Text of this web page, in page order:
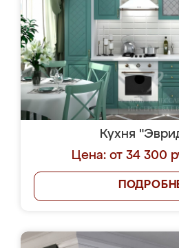
Кухня
Цена: от 34 300